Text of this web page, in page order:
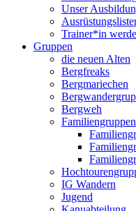
Unser
Trainer*in
Gruppen
die neuen Alten
Bergfreaks
Bergmariechen
Bergweh
Familiengruppen
IG Wandern
Jugend